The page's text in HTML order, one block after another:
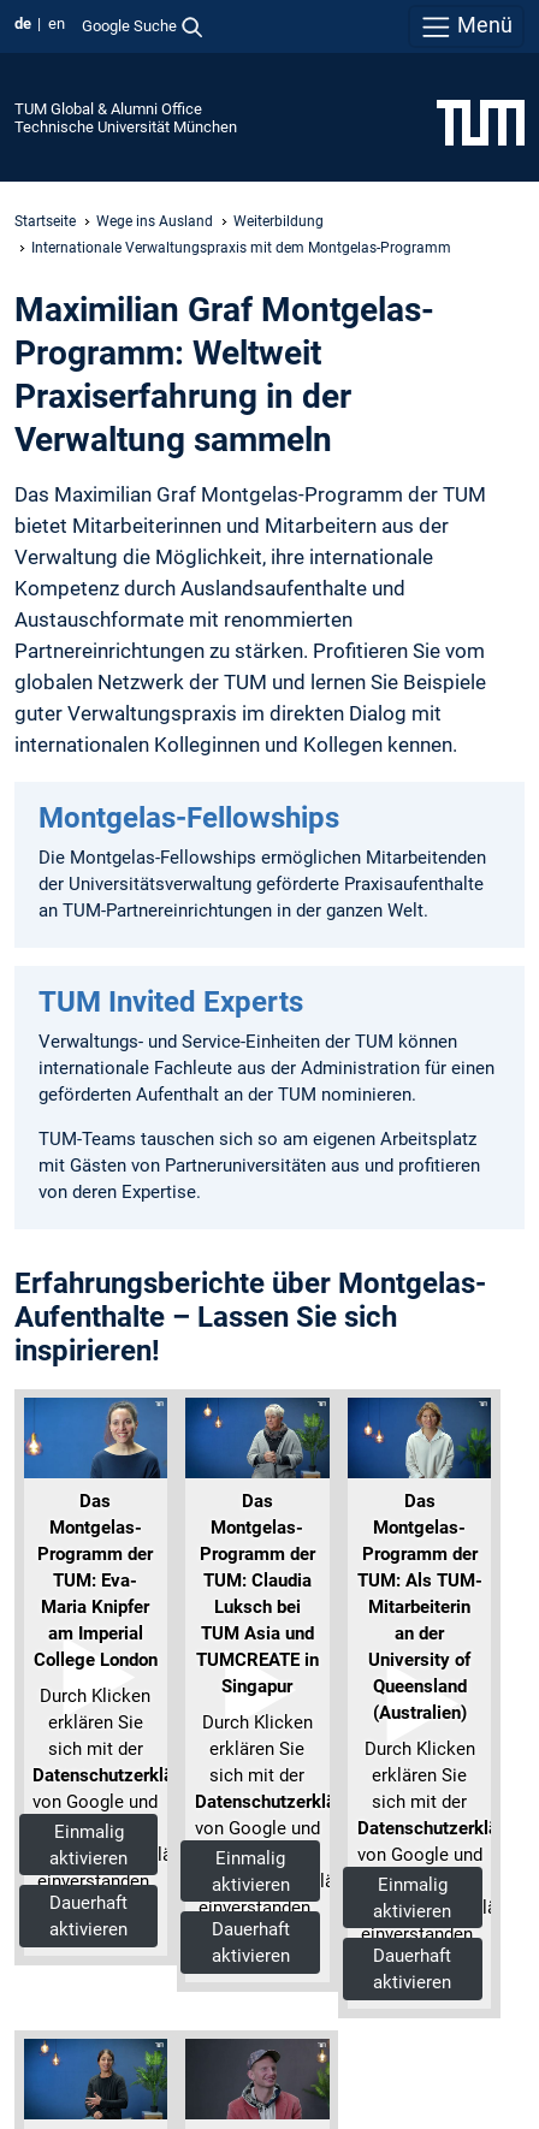
de en Google Suche Menü
TUM Global & Alumni Office
Technische Universität München
Startseite Wege ins Ausland
Weiterbildung
Internationale Verwaltungspraxis mit dem Montgelas-Programm
Maximilian Graf Montgelas-
Programm: Weltweit
Praxiserfahrung in der
Verwaltung sammeln
Das Maximilian Graf Montgelas-Programm der TUM
bietet Mitarbeiterinnen und Mitarbeitern aus der
Verwaltung die Möglichkeit, ihre internationale
Kompetenz durch Auslandsaufenthalte und
Austauschformate mit renommierten
Partnereinrichtungen zu stärken. Profitieren Sie vom
globalen Netzwerk der TUM und lernen Sie Beispiele
guter Verwaltungspraxis im direkten Dialog mit
internationalen Kolleginnen und Kollegen kennen.
Montgelas-Fellowships
Die Montgelas-Fellowships ermöglichen Mitarbeitenden
der Universitätsverwaltung geförderte Praxisaufenthalte
an TUM-Partnereinrichtungen in der ganzen Welt.
TUM Invited Experts
Verwaltungs- und Service-Einheiten der TUM können
internationale Fachleute aus der Administration für einen
geförderten Aufenthalt an der TUM nominieren.
TUM-Teams tauschen sich so am eigenen Arbeitsplatz
mit Gästen von Partneruniversitäten aus und profitieren
von deren Expertise.
Erfahrungsberichte über Montgelas-
Aufenthalte – Lassen Sie sich
inspirieren!
Das
Montgelas-
Programm der
TUM: Eva-
Maria Knipfer
am Imperial
College London
Durch Klicken
erklären Sie
sich mit der
Datenschutzerklärung
von Google und
unserer
Datenschutzerklärung
einverstanden.
Mehr
Informationen
Einmalig
aktivieren
Dauerhaft
aktivieren
Das
Montgelas-
Programm der
TUM: Claudia
Luksch bei
TUM Asia und
TUMCREATE in
Singapur
Durch Klicken
erklären Sie
sich mit der
Datenschutzerklärung
von Google und
unserer
Datenschutzerklärung
einverstanden.
Mehr
Informationen
Einmalig
aktivieren
Dauerhaft
aktivieren
Das
Montgelas-
Programm der
TUM: Als TUM-
Mitarbeiterin
an der
University of
Queensland
(Australien)
Durch Klicken
erklären Sie
sich mit der
Datenschutzerklärung
von Google und
unserer
Datenschutzerklärung
einverstanden.
Mehr
Informationen
Einmalig
aktivieren
Dauerhaft
aktivieren